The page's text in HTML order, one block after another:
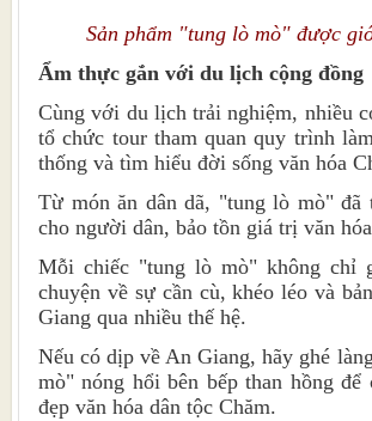
Sản phẩm "tung lò mò" được
Ẩm thực gắn với du lịch cộng đồng
Cùng với du lịch trải nghiệm, nhiều
tổ chức tour tham quan quy trình
thống và tìm hiểu đời sống văn hóa
Từ món ăn dân dã, "tung lò mò" đã
cho người dân, bảo tồn giá trị văn
Mỗi chiếc "tung lò mò" không chỉ
chuyện về sự cần cù, khéo léo và
Giang qua nhiều thế hệ.
Nếu có dịp về An Giang, hãy ghé
mò" nóng hổi bên bếp than hồng
đẹp văn hóa dân tộc Chăm.